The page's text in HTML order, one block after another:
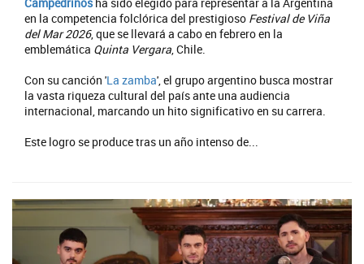
Campedrinosha sido elegido para representar a la Argentina
en la competencia folclórica del prestigioso Festival de Viña
del Mar 2026, que se llevará a cabo en febrero en la
emblemática Quinta Vergara, Chile.
Con su canción 'La zamba', el grupo argentino busca mostrar
la vasta riqueza cultural del país ante una audiencia
internacional, marcando un hito significativo en su carrera.
Este logro se produce tras un año intenso de...